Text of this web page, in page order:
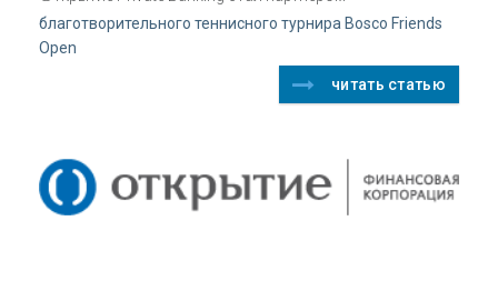
благотворительного теннисного турнира Bosco Friends
Open
читать статью